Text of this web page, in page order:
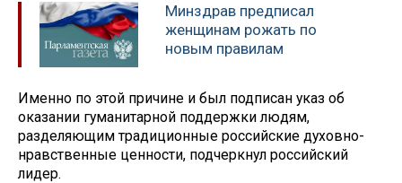
Минздрав предписал
женщинам рожать по
новым правилам
Именно по этой причине и был подписан указ об
оказании гуманитарной поддержки людям,
разделяющим традиционные российские духовно-
нравственные ценности, подчеркнул российский
лидер.